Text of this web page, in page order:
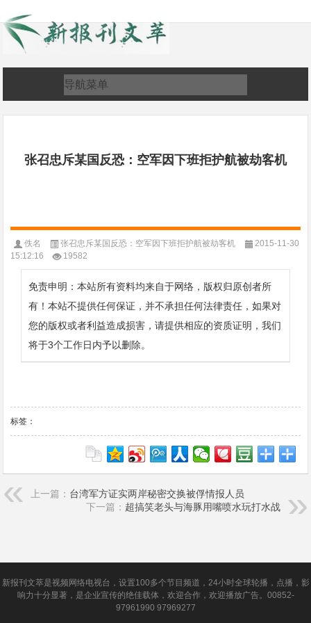
张召忠斥某国反恐：空军因下班拒护航被劫客机
佚名 张召忠斥某国反恐：空军因下班拒护航被劫客机
2015-11-30
15:12:16
19582
免责申明：本站所有资料均来自于网络，版权归原创者所
有！本站不提供任何保证，并不承担任何法律责任，如果对
您的版权或者利益造成损害，请提供相应的资质证明，我们
将于3个工作日内予以删除。
标签：
上一篇： 台湾军方证实两岸秘密交换被俘情报人员
下一篇： 超搞笑老头与海豚用嘴喷水玩打水战
新报刊文萃是视频网络电视台，设置100多个节目频道，24小时全球轮播，点播，影
响力十分显著，是企业宣传的绝佳载体，欢迎合作，欢迎播放广告。00852-
97961990 97969277